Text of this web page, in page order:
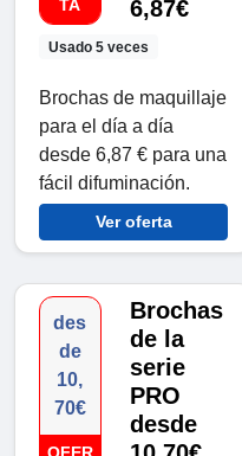
TA
Usado 5 veces
6,87€
Brochas de maquillaje
para el día a día
desde 6,87 € para una
fácil difuminación.
Ver oferta
des
de
10,
70€
OFER
Brochas
de la
serie
PRO
desde